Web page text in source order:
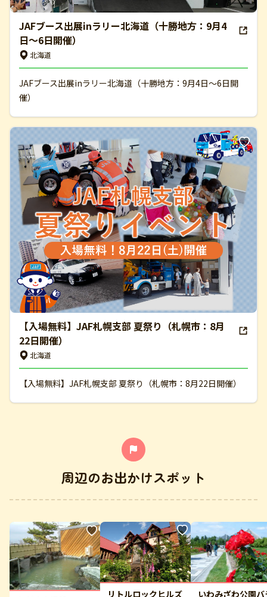
JAFブース出展inラリー北海道（十勝地方：9月4
日～6日開催）
北海道
JAFブース出展inラリー北海道（十勝地方：9月4日～6日開
催）
【入場無料】JAF札幌支部 夏祭り（札幌市：8月
22日開催）
北海道
【入場無料】JAF札幌支部 夏祭り（札幌市：8月22日開催）
周辺のお出かけスポット
リトルロックヒルズ
いわみざわ公園バ